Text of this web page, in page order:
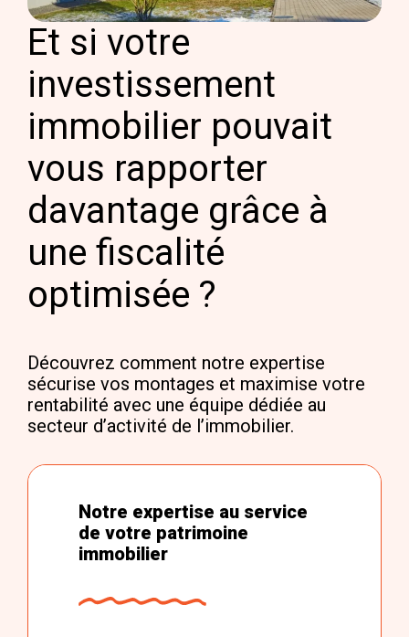
Et si votre
investissement
immobilier pouvait
vous rapporter
davantage grâce à
une fiscalité
optimisée ?
Découvrez comment notre expertise
sécurise vos montages et maximise votre
rentabilité avec une équipe dédiée au
secteur d’activité de l’immobilier.
Notre expertise au service
de votre patrimoine
immobilier